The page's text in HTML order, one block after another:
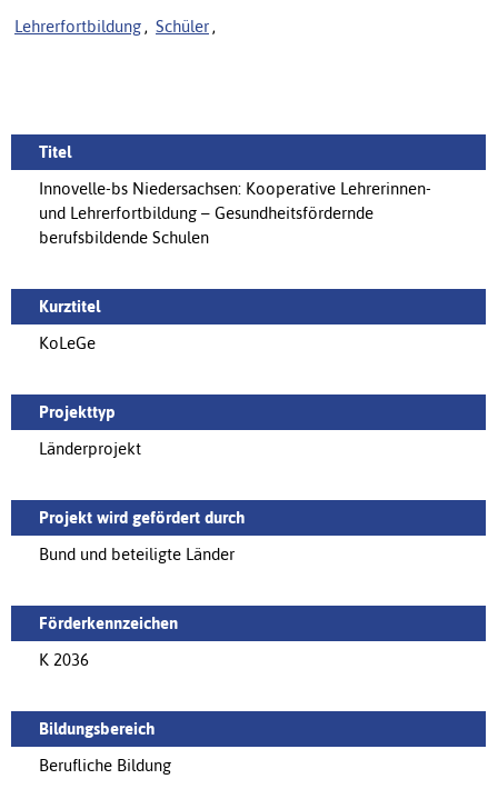
Lehrerfortbildung , Schüler ,
Titel
Innovelle-bs Niedersachsen: Kooperative Lehrerinnen-
und Lehrerfortbildung – Gesundheitsfördernde
berufsbildende Schulen
Kurztitel
KoLeGe
Projekttyp
Länderprojekt
Projekt wird gefördert durch
Bund und beteiligte Länder
Förderkennzeichen
K 2036
Bildungsbereich
Berufliche Bildung